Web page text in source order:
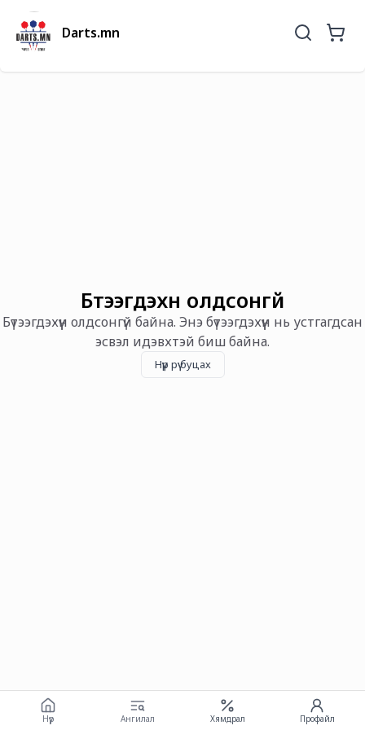
Darts.mn
Бүтээгдэхүүн олдсонгүй
Бүтээгдэхүүн олдсонгүй байна. Энэ бүтээгдэхүүн нь устгагдсан
эсвэл идэвхтэй биш байна.
Нүүр рүү буцах
Нүүр Ангилал Хямдрал Профайл